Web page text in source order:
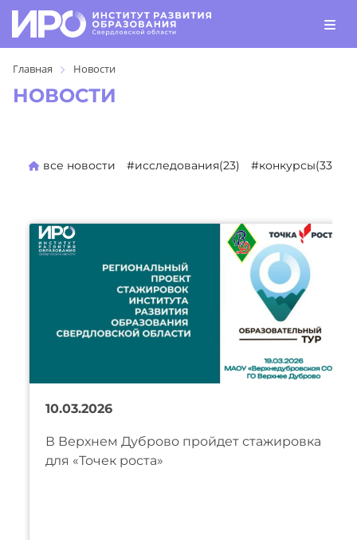
Главная Новости
НОВОСТИ
все новости #исследования(23) #конкурсы(330)
10.03.2026
В Верхнем Дуброво пройдет стажировка
для «Точек роста»